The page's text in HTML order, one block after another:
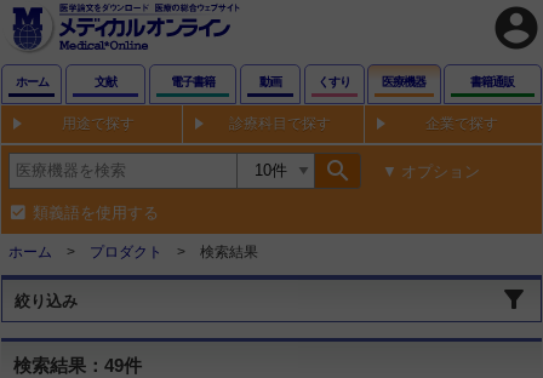
account_circle
ホーム 文献 電子書籍 動画 くすり 医療機器 書籍通販
用途で探す 診療科目で探す 企業で探す
search オプション
類義語を使用する
ホーム プロダクト 検索結果
絞り込み
検索結果：49件